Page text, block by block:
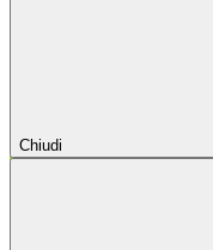
Chiudi